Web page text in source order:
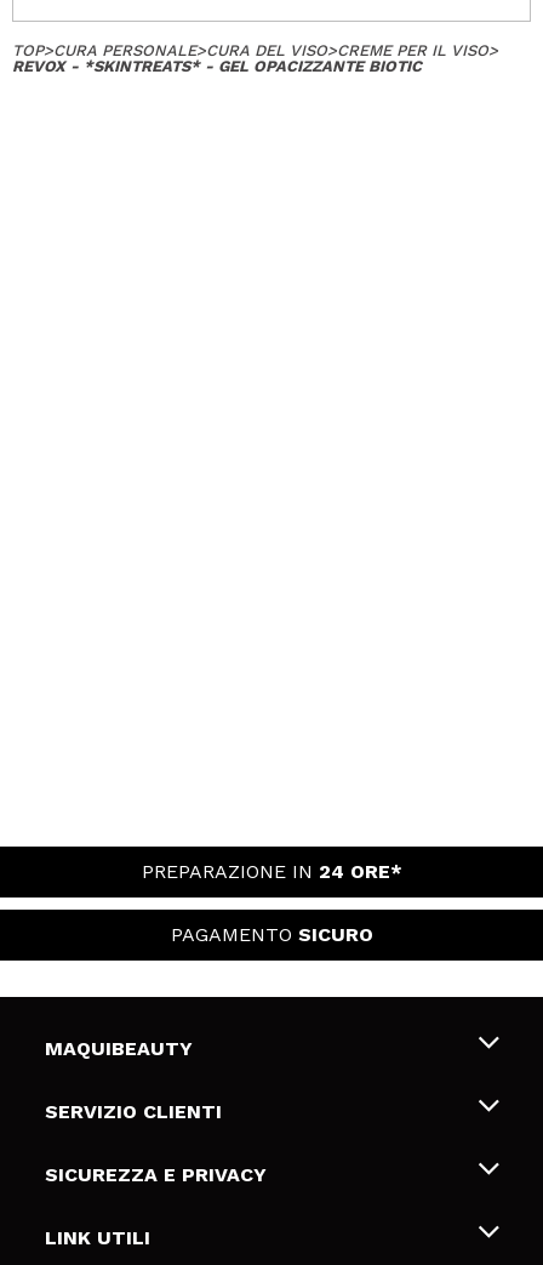
TOP>CURA PERSONALE>CURA DEL VISO>CREME PER IL VISO>
REVOX - *SKINTREATS* - GEL OPACIZZANTE BIOTIC
PREPARAZIONE IN 24 ORE*
PAGAMENTO SICURO
MAQUIBEAUTY
Chi siamo
Gift Cards
SERVIZIO CLIENTI
Spedizioni & Resi
Metodi di pagamamento
SICUREZZA E PRIVACY
Termini e condizioni
LINK UTILI